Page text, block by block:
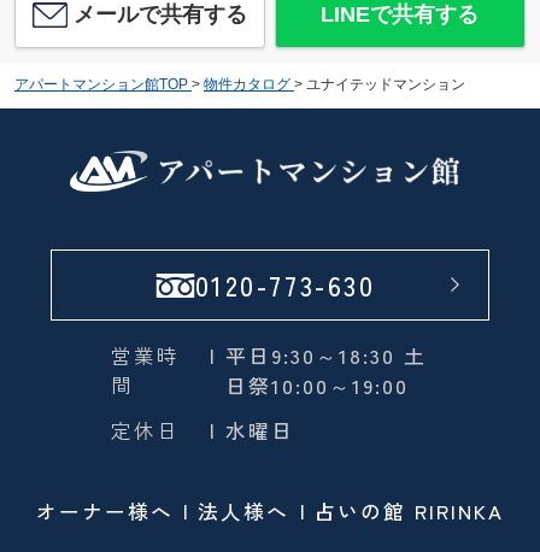
メールで共有する LINEで共有する
アパートマンション館TOP > 物件カタログ > ユナイテッドマンション
0120-773-630
営業時
間
| 平日9:30～18:30 土
日祭10:00～19:00
定休日
| 水曜日
オーナー様へ 法人様へ 占いの館 RIRINKA